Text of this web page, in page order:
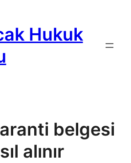
Hukuk
belgesi
alınır